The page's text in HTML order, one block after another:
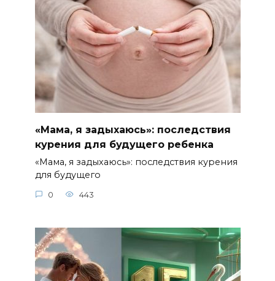
«Мама, я задыхаюсь»: последствия
курения для будущего ребенка
«Мама, я задыхаюсь»: последствия курения
для будущего
0 443